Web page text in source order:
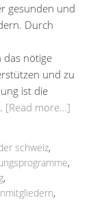
gesunden und
Durch
das nötige
und zu
ist die
[Read more…]
schweiz,
,
,
,